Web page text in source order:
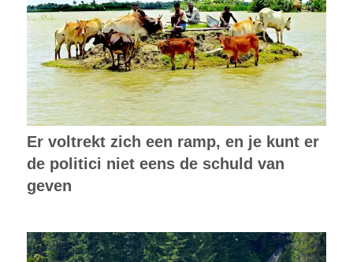
Er voltrekt zich een ramp, en je kunt er
de politici niet eens de schuld van
geven